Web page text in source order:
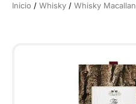
Inicio / Whisky / Whisky Macallan